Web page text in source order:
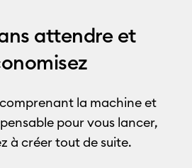
attendre et
la machine et
pour vous lancer,
à créer tout de suite.